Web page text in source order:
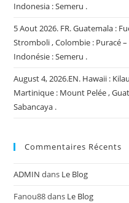
Indonesia : Semeru .
5 Aout 2026. FR. Guatemala :
Stromboli , Colombie : Puracé
Indonésie : Semeru .
August 4, 2026.EN. Hawaii :
Martinique : Mount Pelée ,
Sabancaya .
Commentaires Récents
ADMIN dans Le Blog
Fanou88dans Le Blog